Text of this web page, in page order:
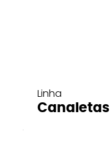
Linha
Canaletas